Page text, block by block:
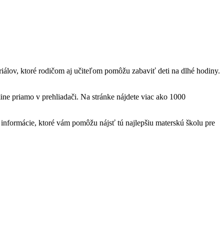
ktoré rodičom aj učiteľom pomôžu zabaviť deti na dlhé hodiny.
priamo v prehliadači. Na stránke nájdete viac ako 1000
ktoré vám pomôžu nájsť tú najlepšiu materskú školu pre